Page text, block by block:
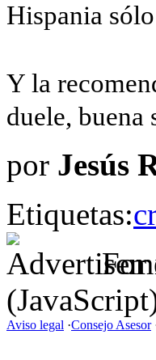
Hispania
Y la
duele, buena
por Jesús
Etiquetas:
For
Aviso legal ·Consejo Asesor